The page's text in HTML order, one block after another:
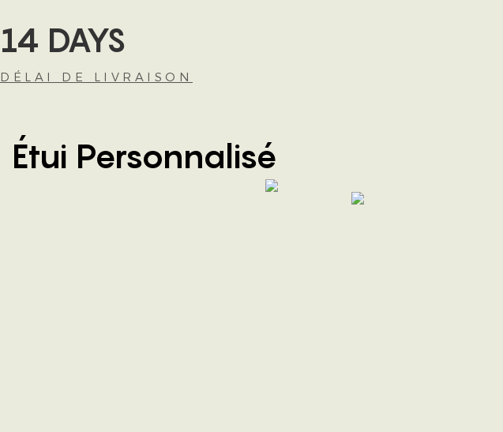
14 DAYS
DÉLAI DE LIVRAISON
Étui Personnalisé